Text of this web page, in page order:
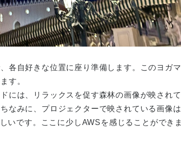
各自好きな位置に座り準備します。このヨガマ
す。
には、リラックスを促す森林の画像が映されて
なみに、プロジェクターで映されている画像は
です。ここに少しAWSを感じることができま